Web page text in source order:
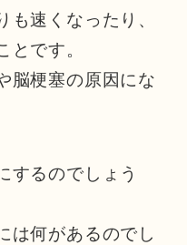
も速くなったり、
とです。
脳梗塞の原因にな
するのでしょう
は何があるのでし